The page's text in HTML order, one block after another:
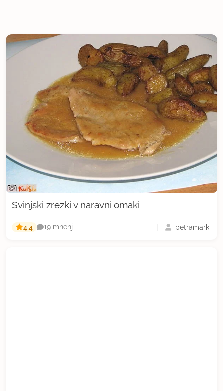
Svinjski zrezki v naravni omaki
4,4 19 mnenj petramark